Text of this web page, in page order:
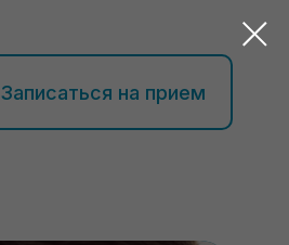
Записаться на прием